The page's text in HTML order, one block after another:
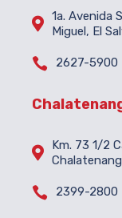
 1a. Avenida
Miguel, El
 2627-5900

Km. 73 1/2
 2399-2800